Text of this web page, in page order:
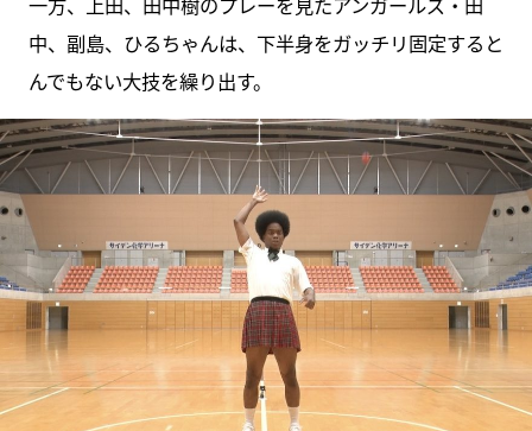
中、副島、ひるちゃんは、下半身をガッチリ固定すると
んでもない大技を繰り出す。